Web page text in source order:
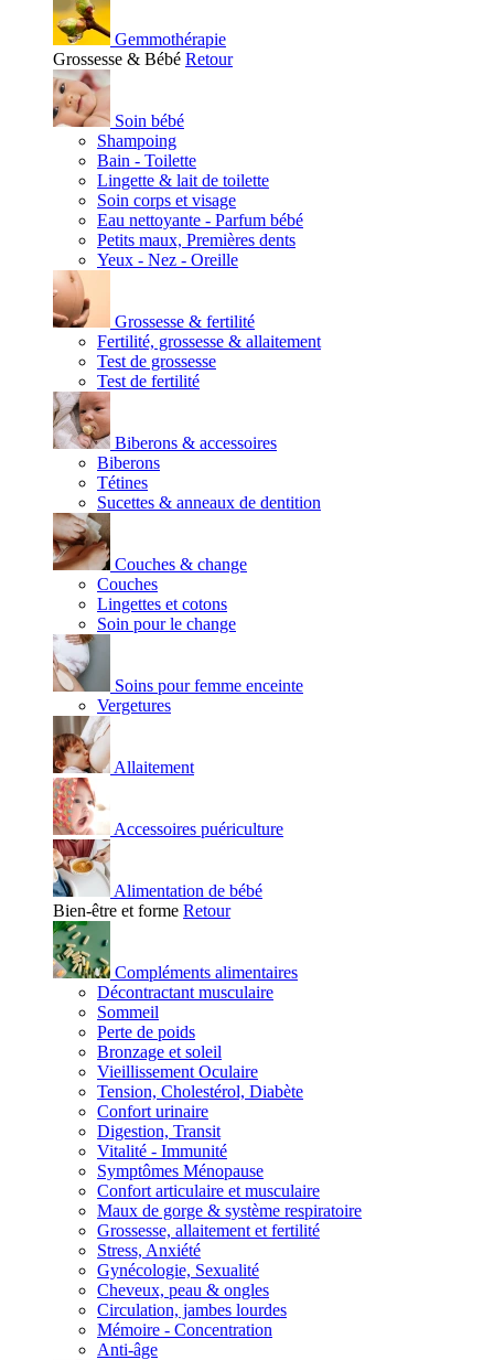
Gemmothérapie
Grossesse & Bébé Retour
Soin bébé
Shampoing
Bain - Toilette
Lingette & lait de toilette
Soin corps et visage
Eau nettoyante - Parfum bébé
Petits maux, Premières dents
Yeux - Nez - Oreille
Grossesse & fertilité
Fertilité, grossesse & allaitement
Test de grossesse
Test de fertilité
Biberons & accessoires
Biberons
Tétines
Sucettes & anneaux de dentition
Couches & change
Couches
Lingettes et cotons
Soin pour le change
Soins pour femme enceinte
Vergetures
Allaitement
Accessoires puériculture
Alimentation de bébé
Bien-être et forme Retour
Compléments alimentaires
Décontractant musculaire
Sommeil
Perte de poids
Bronzage et soleil
Vieillissement Oculaire
Tension, Cholestérol, Diabète
Confort urinaire
Digestion, Transit
Vitalité - Immunité
Symptômes Ménopause
Confort articulaire et musculaire
Maux de gorge & système respiratoire
Grossesse, allaitement et fertilité
Stress, Anxiété
Gynécologie, Sexualité
Cheveux, peau & ongles
Circulation, jambes lourdes
Mémoire - Concentration
Anti-âge